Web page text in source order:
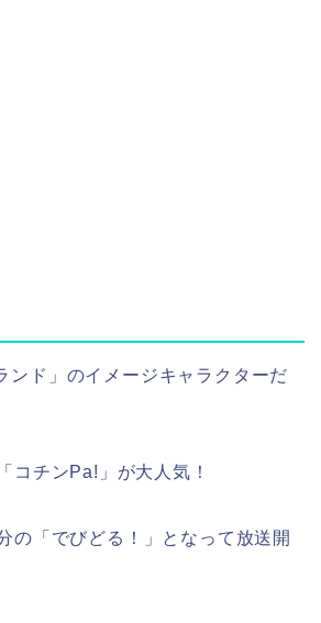
ンド」のイメージキャラクターだ
コチンPa!」が大人気！
の「でびどる！」となって放送開